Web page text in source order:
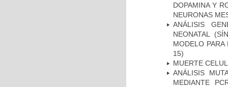
DOPAMINA Y
NEURONAS
ANÁLISIS
NEONATAL
MODELO
15)
MUERTE
ANÁLISIS
MEDIANTE